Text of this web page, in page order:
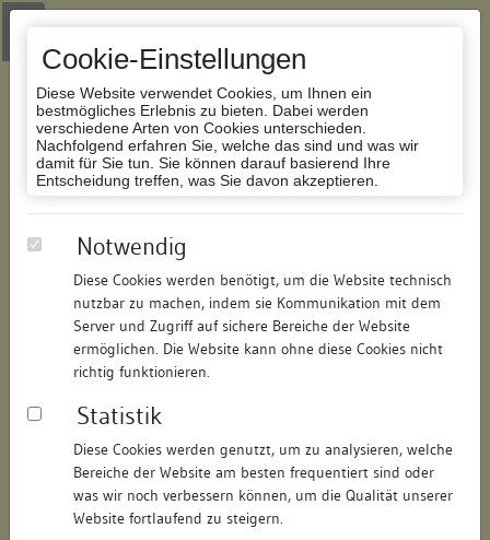
Cookie-Einstellungen
Diese Website verwendet Cookies, um Ihnen ein
bestmögliches Erlebnis zu bieten. Dabei werden
verschiedene Arten von Cookies unterschieden.
Nachfolgend erfahren Sie, welche das sind und was wir
damit für Sie tun. Sie können darauf basierend Ihre
Entscheidung treffen, was Sie davon akzeptieren.
Notwendig
Diese Cookies werden benötigt, um die Website technisch
nutzbar zu machen, indem sie Kommunikation mit dem
Server und Zugriff auf sichere Bereiche der Website
ermöglichen. Die Website kann ohne diese Cookies nicht
richtig funktionieren.
Statistik
Diese Cookies werden genutzt, um zu analysieren, welche
Bereiche der Website am besten frequentiert sind oder
was wir noch verbessern können, um die Qualität unserer
Website fortlaufend zu steigern.
Zur Navigation springen
Zum Inhalt der Website springen
Datenbank Bauforschung/Restaurierung
Kirche
231316039193/ Datum: 18.06.2008
Datenbestand:
Bauforschung und Restaurierung
Objektdaten
Straße: Sankt-Stephans-Platz